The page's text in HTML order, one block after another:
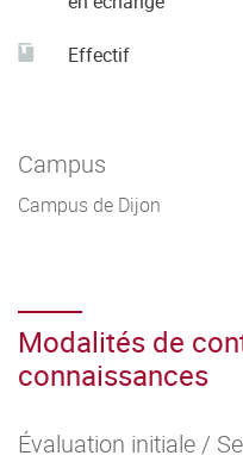
Effectif
Campus
Campus de Dijon
Modalités de
connaissances
Évaluation initiale /